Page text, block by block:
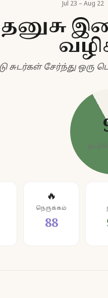
Jul 23 – Aug 22
தனுசு
சுடர்கள் சேர்ந்து ஒரு
🔥
நெருக்கம்
88